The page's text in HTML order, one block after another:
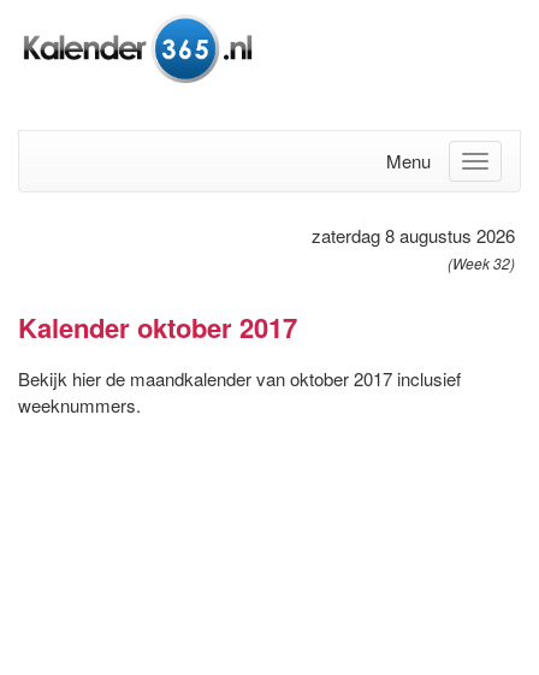
Menu
zaterdag 8 augustus 2026
(Week 32)
Kalender oktober 2017
Bekijk hier de maandkalender van oktober 2017 inclusief
weeknummers.